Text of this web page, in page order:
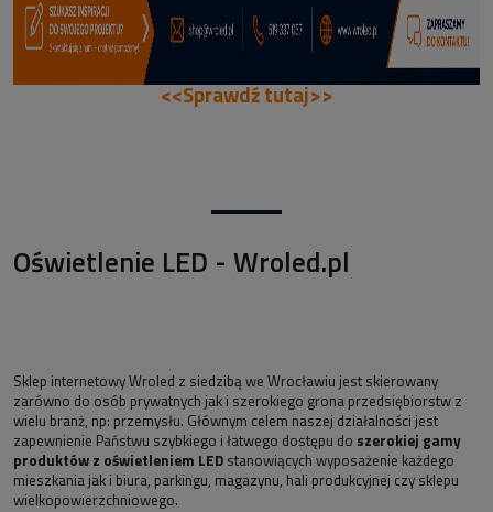
<<Sprawdź tutaj>>
Oświetlenie LED - Wroled.pl
Sklep internetowy Wroled z siedzibą we Wrocławiu jest skierowany
zarówno do osób prywatnych jak i szerokiego grona przedsiębiorstw z
wielu branż, np: przemysłu. Głównym celem naszej działalności jest
zapewnienie Państwu szybkiego i łatwego dostępu do szerokiej gamy
produktów z oświetleniem LED stanowiących wyposażenie każdego
mieszkania jak i biura, parkingu, magazynu, hali produkcyjnej czy sklepu
wielkopowierzchniowego.